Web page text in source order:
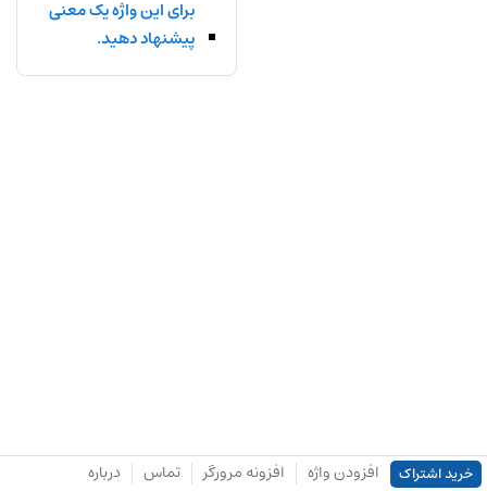
برای این واژه یک معنی
پیشنهاد دهید.
خرید اشتراک افزودن واژه افزونه مرورگر تماس درباره